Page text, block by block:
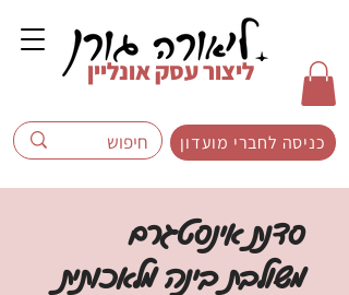
כניסה לחברי מועדון
ליצור עסק אונליין
סדנת אינסטגרם
משולבת בינה מלאכותית